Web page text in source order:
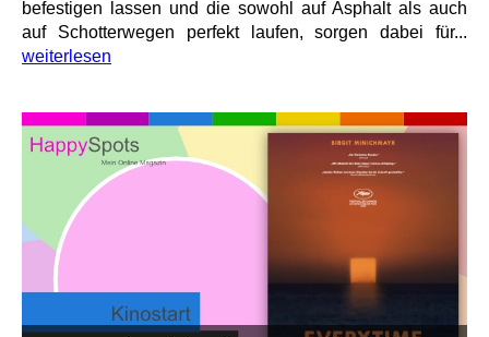
befestigen lassen und die sowohl auf Asphalt als auch
auf Schotterwegen perfekt laufen, sorgen dabei für...
weiterlesen